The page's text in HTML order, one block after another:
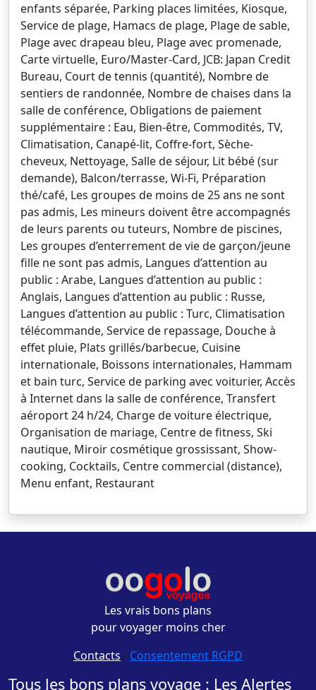
enfants séparée, Parking places limitées, Kiosque,
Service de plage, Hamacs de plage, Plage de sable,
Plage avec drapeau bleu, Plage avec promenade,
Carte virtuelle, Euro/Master-Card, JCB: Japan Credit
Bureau, Court de tennis (quantité), Nombre de
sentiers de randonnée, Nombre de chaises dans la
salle de conférence, Obligations de paiement
supplémentaire : Eau, Bien-être, Commodités, TV,
Climatisation, Canapé-lit, Coffre-fort, Sèche-
cheveux, Nettoyage, Salle de séjour, Lit bébé (sur
demande), Balcon/terrasse, Wi-Fi, Préparation
thé/café, Les groupes de moins de 25 ans ne sont
pas admis, Les mineurs doivent être accompagnés
de leurs parents ou tuteurs, Nombre de piscines,
Les groupes d’enterrement de vie de garçon/jeune
fille ne sont pas admis, Langues d’attention au
public : Arabe, Langues d’attention au public :
Anglais, Langues d’attention au public : Russe,
Langues d’attention au public : Turc, Climatisation
télécommande, Service de repassage, Douche à
effet pluie, Plats grillés/barbecue, Cuisine
internationale, Boissons internationales, Hammam
et bain turc, Service de parking avec voiturier, Accès
à Internet dans la salle de conférence, Transfert
aéroport 24 h/24, Charge de voiture électrique,
Organisation de mariage, Centre de fitness, Ski
nautique, Miroir cosmétique grossissant, Show-
cooking, Cocktails, Centre commercial (distance),
Menu enfant, Restaurant
Les vrais bons plans
pour voyager moins cher
Contacts - Consentement RGPD
Tous les bons plans voyage : Les Alertes